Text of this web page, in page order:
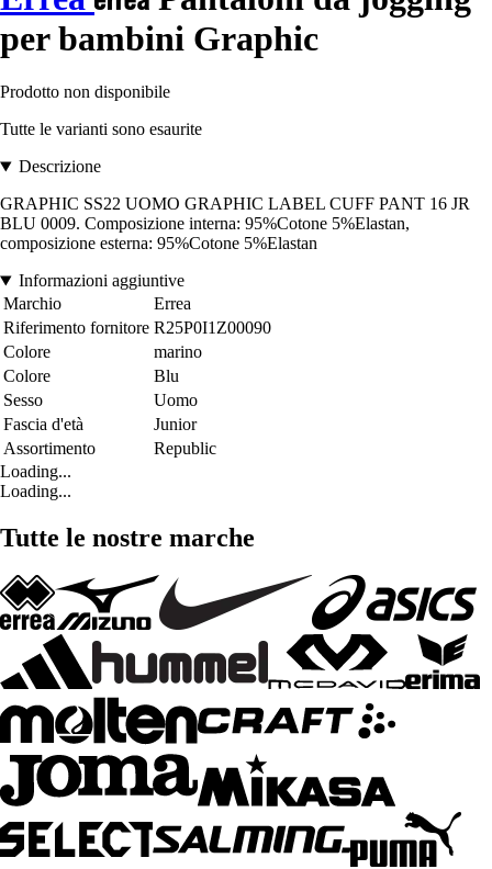
per bambini Graphic
Prodotto non disponibile
Tutte le varianti sono esaurite
Descrizione
GRAPHIC SS22 UOMO GRAPHIC LABEL CUFF PANT 16 JR
BLU 0009. Composizione interna: 95%Cotone 5%Elastan,
composizione esterna: 95%Cotone 5%Elastan
Informazioni aggiuntive
Marchio
Errea
Riferimento fornitore R25P0I1Z00090
Colore
marino
Colore
Blu
Sesso
Uomo
Fascia d'età
Junior
Assortimento
Republic
Loading...
Loading...
Tutte le nostre marche